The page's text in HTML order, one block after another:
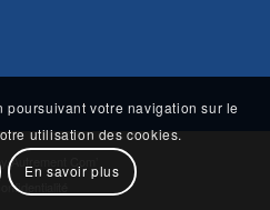
Autrement Com’
votre navigation sur le
utilisation des cookies.
En savoir plus